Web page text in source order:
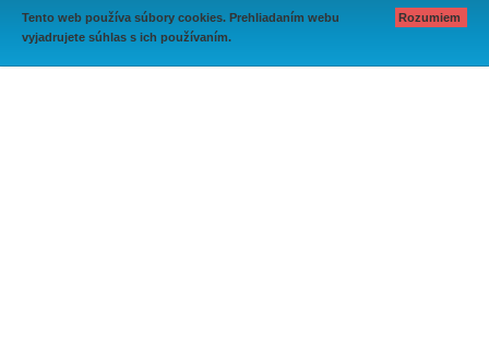
Tento web používa súbory cookies. Prehliadaním webu
vyjadrujete súhlas s ich používaním.
Rozumiem